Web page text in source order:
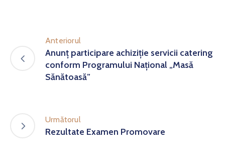
Anteriorul
Anunț participare achiziție servicii catering
conform Programului Național „Masă
Sănătoasă”
Următorul
Rezultate Examen Promovare